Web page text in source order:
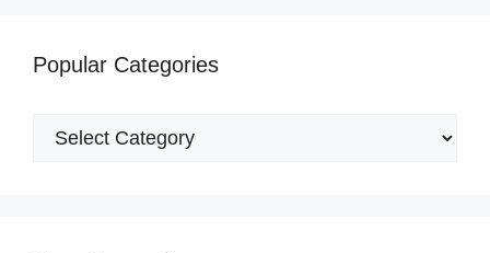
Popular Categories
Popular